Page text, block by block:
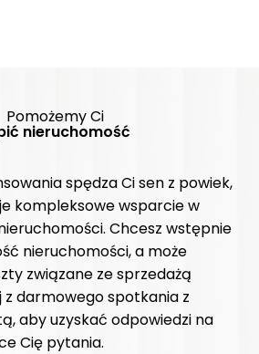
Pomożemy Ci
nieruchomość
spędza Ci sen z powiek,
kompleksowe wsparcie w
Chcesz wstępnie
nieruchomości, a może
związane ze sprzedażą
z darmowego spotkania z
aby uzyskać odpowiedzi na
Cię pytania.